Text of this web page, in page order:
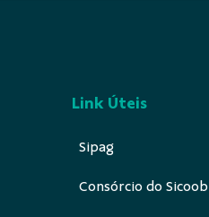
Link Úteis
Sipag
Consórcio do Sicoob